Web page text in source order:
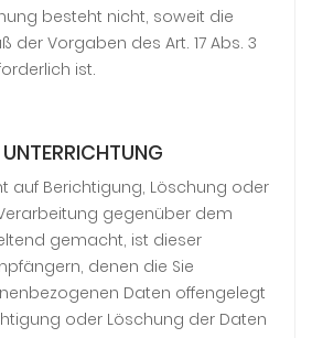
besteht nicht, soweit die
der Vorgaben des Art. 17 Abs. 3
ist.
auf Berichtigung, Löschung oder
gegenüber dem
gemacht, ist dieser
denen die Sie
Daten offengelegt
oder Löschung der Daten